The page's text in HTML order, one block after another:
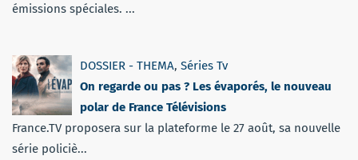
émissions spéciales. ...
DOSSIER - THEMA, Séries Tv
On regarde ou pas ? Les évaporés, le nouveau
polar de France Télévisions
France.TV proposera sur la plateforme le 27 août, sa nouvelle
série policiè...